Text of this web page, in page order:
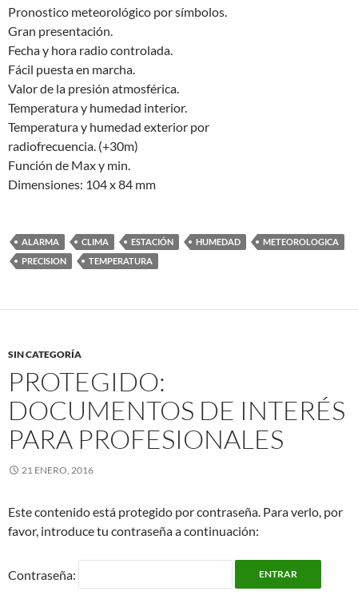
Pronostico meteorológico por símbolos.
Gran presentación.
Fecha y hora radio controlada.
Fácil puesta en marcha.
Valor de la presión atmosférica.
Temperatura y humedad interior.
Temperatura y humedad exterior por
radiofrecuencia. (+30m)
Función de Max y min.
Dimensiones: 104 x 84 mm
ALARMA CLIMA ESTACIÓN HUMEDAD
METEOROLOGICA
PRECISION
TEMPERATURA
SIN CATEGORÍA
PROTEGIDO:
DOCUMENTOS DE INTERÉS
PARA PROFESIONALES
21 ENERO, 2016
Este contenido está protegido por contraseña. Para verlo, por
favor, introduce tu contraseña a continuación:
Contraseña: